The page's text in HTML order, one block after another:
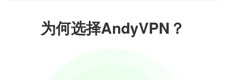
为何选择AndyVPN？